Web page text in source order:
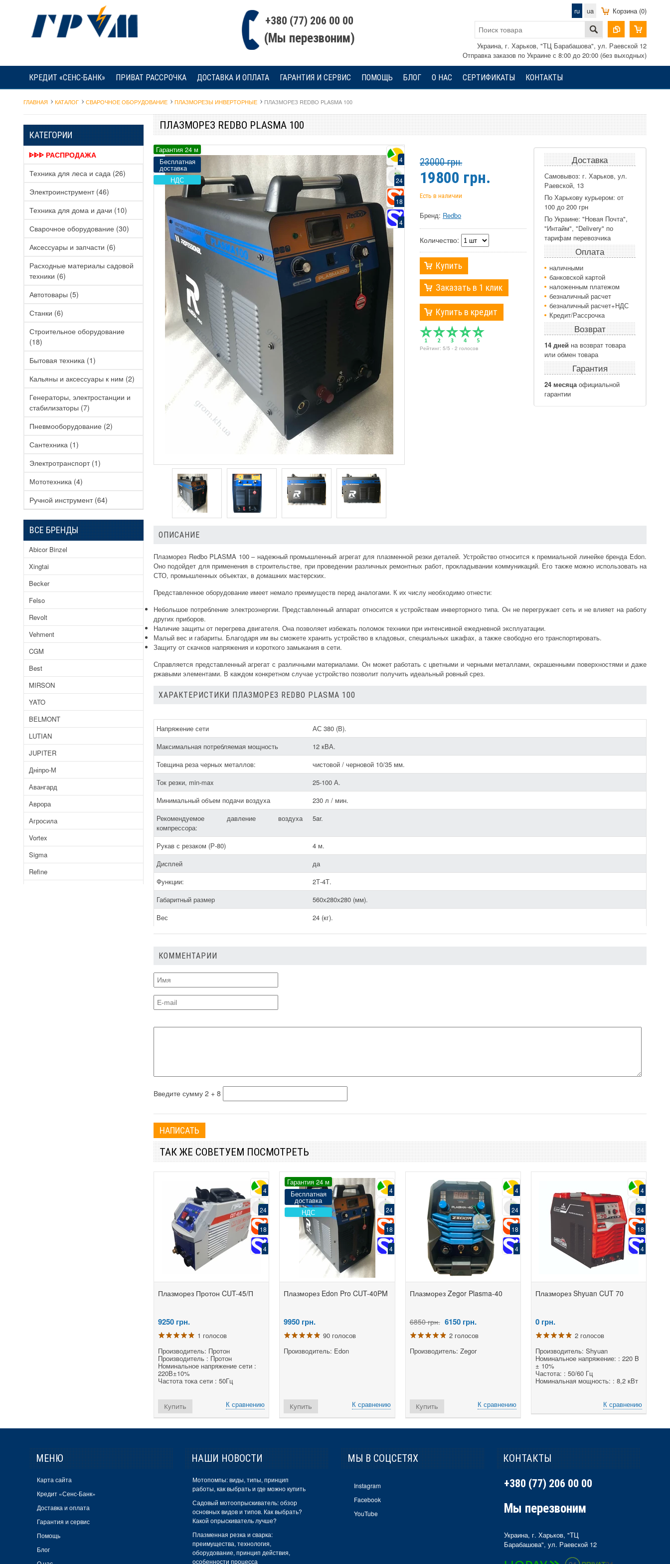
+380 (77) 206 00 00
(Мы перезвоним)
Корзина (0)
ru ua
Украина, г. Харьков, "ТЦ Барабашова", ул. Раевской 12
Отправка заказов по Украине с 8:00 до 20:00 (без выходных)
КРЕДИТ «СЕНС-БАНК» ПРИВАТ РАССРОЧКА ДОСТАВКА И ОПЛАТА ГАРАНТИЯ И СЕРВИС ПОМОЩЬ БЛОГ О НАС СЕРТИФИКАТЫ КОНТАКТЫ
ГЛАВНАЯ КАТАЛОГ СВАРОЧНОЕ ОБОРУДОВАНИЕ ПЛАЗМОРЕЗЫ ИНВЕРТОРНЫЕ ПЛАЗМОРЕЗ REDBO PLASMA 100
КАТЕГОРИИ
ᐈᐈᐈ РАСПРОДАЖА
Техника для леса и сада (26)
Электроинструмент (46)
Техника для дома и дачи (10)
Сварочное оборудование (30)
Аксессуары и запчасти (6)
Расходные материалы садовой
техники (6)
Автотовары (5)
Станки (6)
Строительное оборудование
(18)
Бытовая техника (1)
Кальяны и аксессуары к ним (2)
Генераторы, электростанции и
стабилизаторы (7)
Пневмооборудование (2)
Сантехника (1)
Электротранспорт (1)
Мототехника (4)
Ручной инструмент (64)
ВСЕ БРЕНДЫ
Abicor Binzel
Xingtai
Becker
Felso
Revolt
Vehment
CGM
Best
MIRSON
YATO
BELMONT
LUTIAN
JUPITER
Дніпро-М
Авангард
Аврора
Агросила
Vortex
Sigma
Refine
Нива
Нonda
Патон
Ритм
РосWELD
Свитязь
Спец
ПЛАЗМОРЕЗ REDBO PLASMA 100
Гарантия 24 м
Бесплатная
доставка
НДС
4
24
18
4
23000 грн.
19800 грн.
Есть в наличии
Бренд: Redbo
Количество:
Купить
Заказать в 1 клик
Купить в кредит
Рейтинг: 5/5 -2 голосов
Доставка
Самовывоз: г. Харьков, ул.
Раевской, 13
По Харькову курьером: от
100 до 200 грн
По Украине: "Новая Почта",
"Интайм", "Delivery" по
тарифам перевозчика
Оплата
наличными
банковской картой
наложенным платежом
безналичный расчет
безналичный расчет+НДС
Кредит/Рассрочка
Возврат
14 дней на возврат товара
или обмен товара
Гарантия
24 месяцаофициальной
гарантии
ОПИСАНИЕ
Плазморез Redbo PLASMA 100 – надежный промышленный агрегат для плазменной резки деталей. Устройство относится к премиальной линейке бренда Edon.
Оно подойдет для применения в строительстве, при проведении различных ремонтных работ, прокладывании коммуникаций. Его также можно использовать на
СТО, промышленных объектах, в домашних мастерских.
Представленное оборудование имеет немало преимуществ перед аналогами. К их числу необходимо отнести:
Небольшое потребление электроэнергии. Представленный аппарат относится к устройствам инверторного типа. Он не перегружает сеть и не влияет на работу
других приборов.
Наличие защиты от перегрева двигателя. Она позволяет избежать поломок техники при интенсивной ежедневной эксплуатации.
Малый вес и габариты. Благодаря им вы сможете хранить устройство в кладовых, специальных шкафах, а также свободно его транспортировать.
Защиту от скачков напряжения и короткого замыкания в сети.
Справляется представленный агрегат с различными материалами. Он может работать с цветными и черными металлами, окрашенными поверхностями и даже
ржавыми элементами. В каждом конкретном случае устройство позволит получить идеальный ровный срез.
ХАРАКТЕРИСТИКИ ПЛАЗМОРЕЗ REDBO PLASMA 100
Напряжение сети
АС 380 (В).
Максимальная потребляемая мощность
12 кВА.
Товщина реза черных металлов:
чистовой / черновой 10/35 мм.
Ток резки, min-max
25-100 А.
Минимальный объем подачи воздуха
230 л / мин.
Рекомендуемое давление воздуха
компрессора:
5ar.
Рукав с резаком (Р-80)
4 м.
Дисплей
да
Функции:
2Т-4Т.
Габаритный размер
560х280х280 (мм).
Вес
24 (кг).
КОММЕНТАРИИ
Введите сумму 2 + 8
ТАК ЖЕ СОВЕТУЕМ ПОСМОТРЕТЬ
4
24
18
4
Плазморез Протон CUT-45/П
9250 грн.
1 голосов
Производитель: Протон
Производитель : Протон
Номинальное напряжение сети :
220В±10%
Частота тока сети : 50Гц
К сравнению
Купить
Гарантия 24 м
Бесплатная
доставка
НДС
4
24
18
4
Плазморез Edon Pro CUT-40PM
9950 грн.
90 голосов
Производитель: Edon
К сравнению
Купить
4
24
18
4
Плазморез Zegor Plasma-40
6850 грн. 6150 грн.
2 голосов
Производитель: Zegor
К сравнению
Купить
4
24
18
4
Плазморез Shyuan CUT 70
0 грн.
2 голосов
Производитель: Shyuan
Номинальное напряжение: : 220 B
± 10%
Частота: : 50/60 Гц
Номинальная мощность: : 8,2 кВт
К сравнению
МЕНЮ
Карта сайта
Кредит «Сенс-Банк»
Доставка и оплата
Гарантия и сервис
Помощь
Блог
НАШИ НОВОСТИ
Мотопомпы: виды, типы, принцип
работы, как выбрать и где можно купить
Садовый мотоопрыскиватель: обзор
основных видов и типов. Как выбрать?
Какой опрыскиватель лучше?
Плазменная резка и сварка:
преимущества, технология,
оборудование, принцип действия,
особенности процесса
МЫ В СОЦСЕТЯХ
Instagram
Facebook
YouTube
КОНТАКТЫ
+380 (77) 206 00 00
Мы перезвоним
Украина, г. Харьков, "ТЦ
Барабашова", ул. Раевской 12